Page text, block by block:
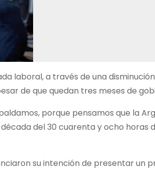
laboral, a través de una
de que quedan tres meses de
porque pensamos que la
del 30 cuarenta y ocho horas
su intención de presentar un